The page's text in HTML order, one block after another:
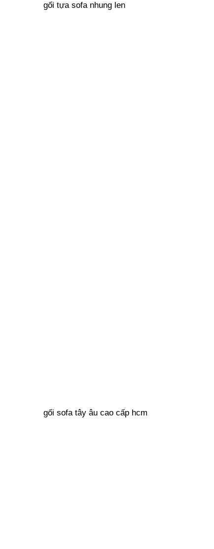
gối tựa sofa nhung len
gối sofa tây âu cao cấp hcm